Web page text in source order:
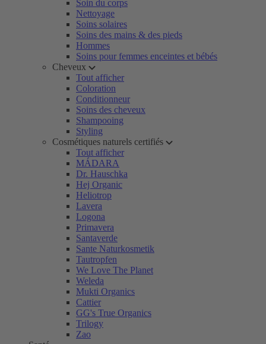
Soin du corps
Nettoyage
Soins solaires
Soins des mains & des pieds
Hommes
Soins pour femmes enceintes et bébés
Cheveux
Tout afficher
Coloration
Conditionneur
Soins des cheveux
Shampooing
Styling
Cosmétiques naturels certifiés
Tout afficher
MÁDARA
Dr. Hauschka
Hej Organic
Heliotrop
Lavera
Logona
Primavera
Santaverde
Sante Naturkosmetik
Tautropfen
We Love The Planet
Weleda
Mukti Organics
Cattier
GG's True Organics
Trilogy
Zao